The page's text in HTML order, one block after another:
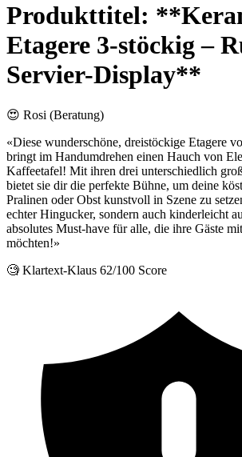
Produkttitel:
Etagere 3-stöckig –
Servier-Display**
😍 Rosi (Beratung)
«Diese wunderschöne, dreistöckige Etagere
bringt im Handumdrehen einen Hauch von
Kaffeetafel! Mit ihren drei unterschiedlich
bietet sie dir die perfekte Bühne, um deine
Pralinen oder Obst kunstvoll in Szene zu
echter Hingucker, sondern auch kinderleicht
absolutes Must-have für alle, die ihre Gäste
möchten!»
🧐 Klartext-Klaus 62/100 Score